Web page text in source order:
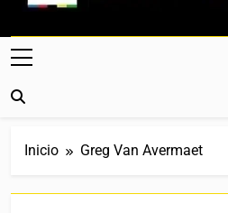
Ciclismo
Web Dedicada Al Ciclismo
Crónicas, Previas Y Más. La
Inicio Greg Van Avermaet